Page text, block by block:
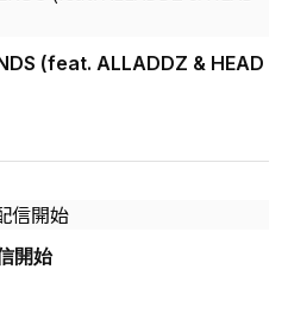
(feat. ALLADDZ & HEAD
開始